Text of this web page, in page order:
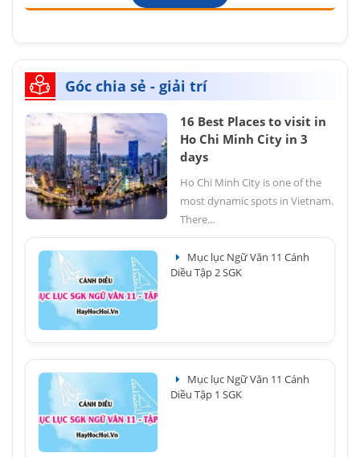
Góc chia sẻ - giải trí
16 Best Places to visit in
Ho Chi Minh City in 3
days
Ho Chi Minh City is one of the
most dynamic spots in Vietnam.
There...
Mục lục Ngữ Văn 11 Cánh
Diều Tập 2 SGK
Mục lục Ngữ Văn 11 Cánh
Diều Tập 1 SGK